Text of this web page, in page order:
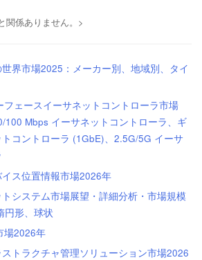
関係ありません。>
界市場2025：メーカー別、地域別、タイ
フェースイーサネットコントローラ市場
100 Mbps イーサネットコントローラ、ギ
コントローラ (1GbE)、2.5G/5G イーサ
ス位置情報市場2026年
システム市場展望・詳細分析・市場規模
円形、球状
場2026年
トラクチャ管理ソリューション市場2026